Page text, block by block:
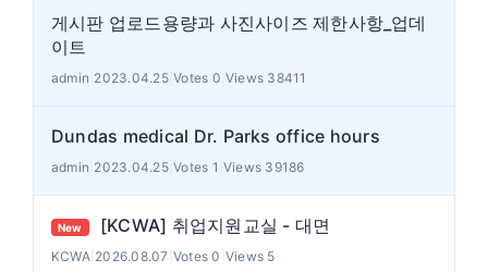
게시판 업로드용량과 사진사이즈 제한사항_업데
이트
admin 2023.04.25|Votes 0 |Views 38411
Dundas medical Dr. Parks office hours
admin 2023.04.25|Votes 1 |Views 39186
New [KCWA] 취업지원교실 - 대면
KCWA| 2026.08.07 Votes 0 Views 5